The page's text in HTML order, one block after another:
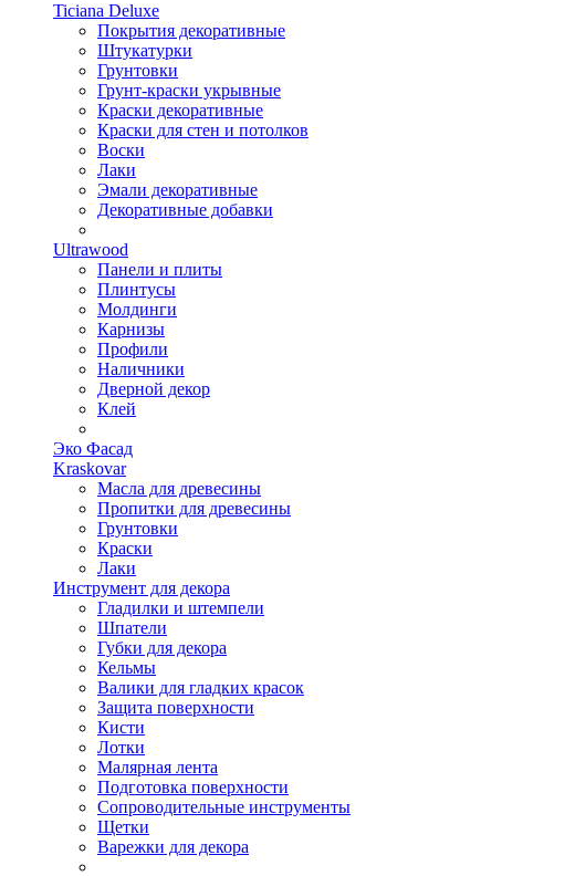
Ticiana Deluxe
Покрытия декоративные
Штукатурки
Грунтовки
Грунт-краски укрывные
Краски декоративные
Краски для стен и потолков
Воски
Лаки
Эмали декоративные
Декоративные добавки
Ultrawood
Панели и плиты
Плинтусы
Молдинги
Карнизы
Профили
Наличники
Дверной декор
Клей
Эко Фасад
Kraskovar
Масла для древесины
Пропитки для древесины
Грунтовки
Краски
Лаки
Инструмент для декора
Гладилки и штемпели
Шпатели
Губки для декора
Кельмы
Валики для гладких красок
Защита поверхности
Кисти
Лотки
Малярная лента
Подготовка поверхности
Сопроводительные инструменты
Щетки
Варежки для декора